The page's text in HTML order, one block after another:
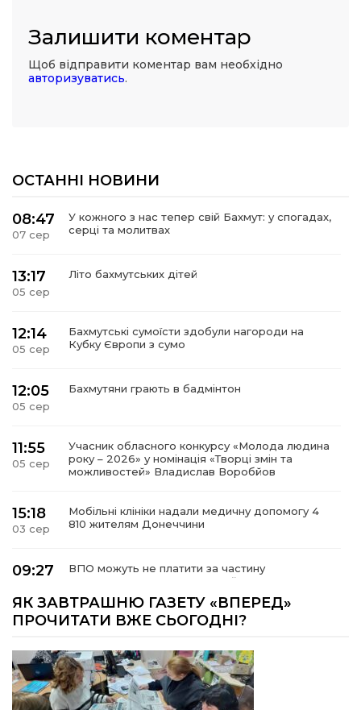
Залишити коментар
Щоб відправити коментар вам необхідно
авторизуватись.
ОСТАННІ НОВИНИ
08:47
07 сер
У кожного з нас тепер свій Бахмут: у спогадах,
серці та молитвах
13:17
05 сер
Літо бахмутських дітей
12:14
05 сер
Бахмутські сумоїсти здобули нагороди на
Кубку Європи з сумо
12:05
05 сер
Бахмутяни грають в бадмінтон
11:55
05 сер
Учасник обласного конкурсу «Молода людина
року – 2026» у номінація «Творці змін та
можливостей» Владислав Воробйов
15:18
03 сер
Мобільні клініки надали медичну допомогу 4
810 жителям Донеччини
09:27
ВПО можуть не платити за частину
комунальних послуг: про що йдеться
14:12
Досі ВПО? Юристка розповіла, коли
внутрішньо переміщеної особи
14:04
Учасниця обласного конкурсу «Молода
людина року – 2026» у номінації «Пульс життя»
ЯК ЗАВТРАШНЮ ГАЗЕТУ «ВПЕРЕД»
ПРОЧИТАТИ ВЖЕ СЬОГОДНІ?